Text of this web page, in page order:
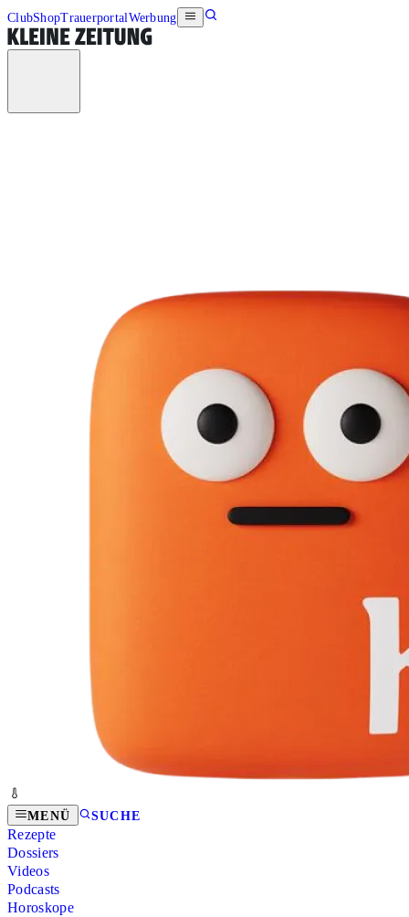
ClubShopTrauerportalWerbung
MENÜ SUCHE
Rezepte
Dossiers
Videos
Podcasts
Horoskope